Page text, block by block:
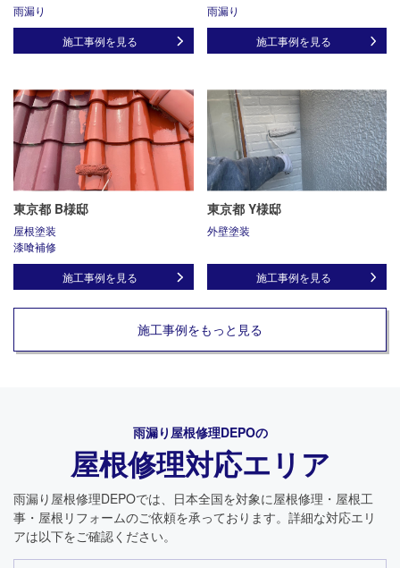
雨漏り
施工事例を見る
雨漏り
施工事例を見る
東京都 B様邸
屋根塗装
漆喰補修
施工事例を見る
東京都 Y様邸
外壁塗装
施工事例を見る
施工事例をもっと見る
雨漏り屋根修理DEPOの
屋根修理対応エリア
雨漏り屋根修理DEPOでは、日本全国を対象に屋根修理・屋根工
事・屋根リフォームのご依頼を承っております。詳細な対応エリ
アは以下をご確認ください。